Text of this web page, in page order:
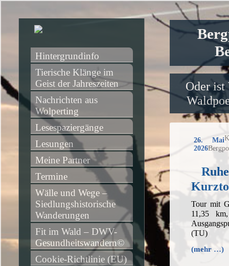
Oder ist
26. Mai
2026
Tour mit
11,35
(TU)
(mehr …)
Hintergrundinfo
Tierische Klänge im
Geist der Jahreszeiten
Nachrichten aus
Wolperting
Lesespaziergänge
Lesungen
Meine Partner
Termine
Wälle und Wege –
Siedlungshistorische
Wanderungen
Fit im Wald – DWV-
Gesundheitswandern©
Cookie-Richtlinie (EU)